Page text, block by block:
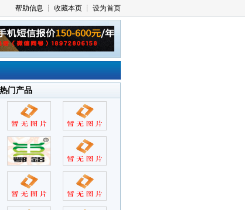
热门产品